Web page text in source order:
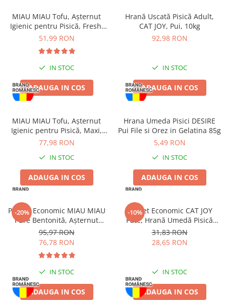
MIAU MIAU Tofu, Așternut
Igienic pentru Pisică, Fresh,
10L
51,99 RON
IN STOC
ADAUGA IN COS
Hrană Uscată Pisică Adult,
CAT JOY, Pui, 10kg
92,98 RON
IN STOC
ADAUGA IN COS
MIAU MIAU Tofu, Așternut
Igienic pentru Pisică, Maxi,
Vanilie, 15L
77,98 RON
IN STOC
ADAUGA IN COS
Hrana Umeda Pisici DESIRE
Pui File si Orez in Gelatina 85g
5,49 RON
IN STOC
ADAUGA IN COS
-20%
Pachet Economic MIAU MIAU
Pure Bentonită, Așternut
Igienic pentru Pisică, Clasic,
4x5L
95,97 RON
76,78 RON
IN STOC
ADAUGA IN COS
-10%
Pachet Economic CAT JOY
Pate, Hrană Umedă Pisică
Adult, Vită, 16x100g
31,83 RON
28,65 RON
IN STOC
ADAUGA IN COS